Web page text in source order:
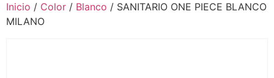
Inicio / Color / Blanco / SANITARIO ONE PIECE BLANCO
MILANO